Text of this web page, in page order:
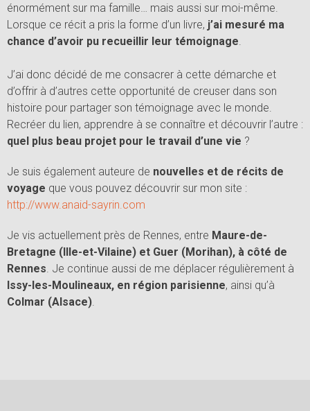
énormément sur ma famille… mais aussi sur moi-même.
Lorsque ce récit a pris la forme d’un livre, j’ai mesuré ma
chance d’avoir pu recueillir leur témoignage
J’ai donc décidé de me consacrer à cette démarche et
d’offrir à d’autres cette opportunité de creuser dans son
histoire pour partager son témoignage avec le monde.
Recréer du lien, apprendre à se connaître et découvrir l’autre :
quel plus beau projet pour le travail d’une vie ?
Je suis également auteure de nouvelles et de récits de
voyage que vous pouvez découvrir sur mon site :
http://www.anaid-sayrin.com
Je vis actuellement près de Rennes, entre Maure-de-
Bretagne (Ille-et-Vilaine) et Guer (Morihan), à côté de
Rennes . Je continue aussi de me déplacer régulièrement à
Issy-les-Moulineaux, en région parisienne, ainsi qu’à
Colmar (Alsace)